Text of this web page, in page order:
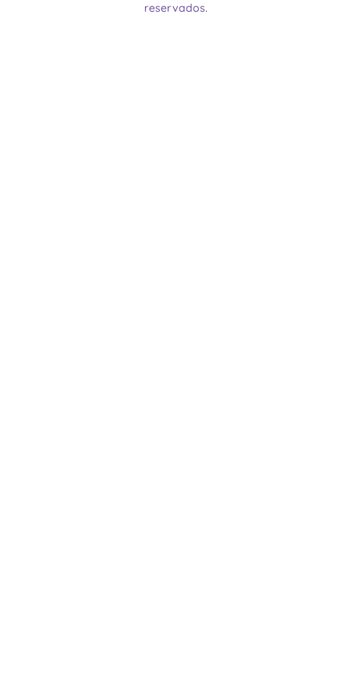
reservados.